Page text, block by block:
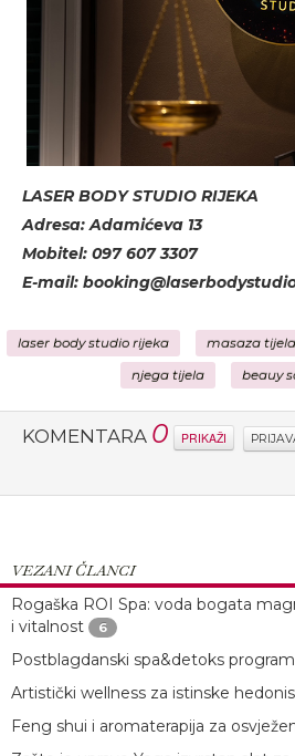
LASER BODY STUDIO RIJEKA
Adresa: Adamićeva 13
Mobitel: 097 607 3307
E-mail:
laser body studio rijeka masaza
njega tijela beauy
KOMENTARA 0 PRIKAŽI
VEZANI ČLANCI
Rogaška ROI Spa: voda bogata
i vitalnost
6
Postblagdanski spa&detoks program
Artistički wellness za istinske
Feng shui i aromaterapija za